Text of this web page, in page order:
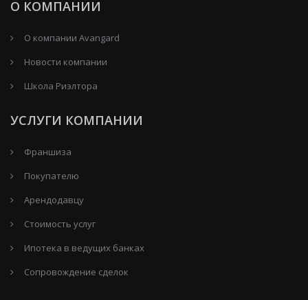
О КОМПАНИИ
О компании Avangard
Новости компании
Школа Риэлтора
УСЛУГИ КОМПАНИИ
Франшиза
Покупателю
Арендодавцу
Стоимость услуг
Ипотека в ведущих банках
Сопровождение сделок